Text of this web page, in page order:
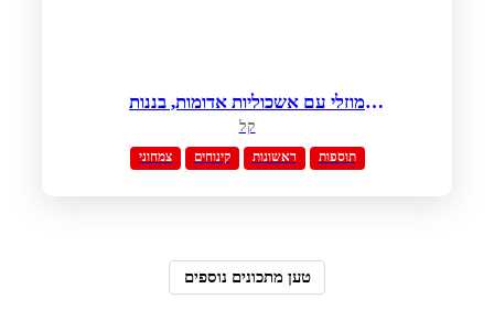
מוזלי עם אשכוליות אדומות, בננות
ודבש-ארוחת הבוקר המושלמת
קל
צמחוני קינוחים ראשונות תוספות
טען מתכונים נוספים